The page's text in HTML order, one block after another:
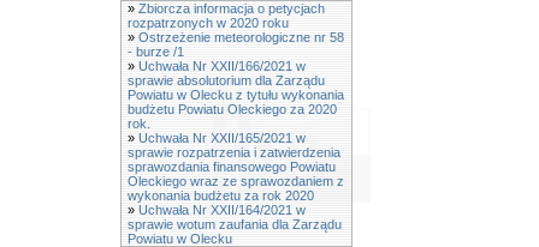
» Zbiorcza informacja o petycjach
rozpatrzonych w 2020 roku
» Ostrzeżenie meteorologiczne nr 58
- burze /1
» Uchwała Nr XXII/166/2021 w
sprawie absolutorium dla Zarządu
Powiatu w Olecku z tytułu wykonania
budżetu Powiatu Oleckiego za 2020
rok.
» Uchwała Nr XXII/165/2021 w
sprawie rozpatrzenia i zatwierdzenia
sprawozdania finansowego Powiatu
Oleckiego wraz ze sprawozdaniem z
wykonania budżetu za rok 2020
» Uchwała Nr XXII/164/2021 w
sprawie wotum zaufania dla Zarządu
Powiatu w Olecku